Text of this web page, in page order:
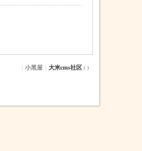
| 小黑屋 | 大米cms社区( )